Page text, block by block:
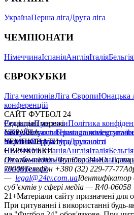
УкраїнаПерша лігаДруга ліга
ЧЕМПІОНАТИ
НімеччинаІспаніяАнгліяІталіяБельгія
ЄВРОКУБКИ
Ліга чемпіонівЛіга ЄвропиЮнацька
конференцій
САЙТ ФУТБОЛ 24
РедакціяПрогнозиПолітика
сайтуКонтактиПравила
політикаСтруктура власності
Соціальні мережі
facebookxyoutubeinstagramtelegram
УКРАЇНА
УкраїнаПерша лігаДруга ліга
ЧЕМПІОНАТИ
НімеччинаІспаніяАнгліяІталіяБельгія
ЄВРОКУБКИ
Ліга чемпіонівЛіга ЄвропиЮнацька
конференцій
Онлайн-медіа «Футбол 24»пл.
79008Телефон +380 (32) 229-77-77
— legal@24tv.com.uaІдентифікатор
суб’єктів у сфері медіа — R40-06058
21+Матеріали сайту призначені для
При цитуванні і використанні будь-